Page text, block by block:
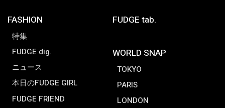
FASHION
特集
FUDGE dig.
ニュース
本日のFUDGE GIRL
FUDGE FRIEND
FUDGE tab.
WORLD SNAP
TOKYO
PARIS
LONDON